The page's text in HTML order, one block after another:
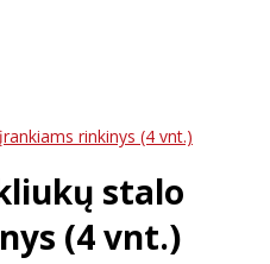
rinkinys (4 vnt.)
stalo
(4 vnt.)